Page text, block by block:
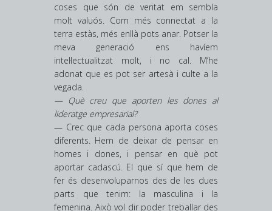
coses que són de veritat em sembla
molt valuós. Com més connectat a la
terra estàs, més enllà pots anar. Potser la
meva generació ens havíem
intel·lectualitzat molt, i no cal. M’he
adonat que es pot ser artesà i culte a la
vegada.
— Què creu que aporten les dones al
lideratge empresarial?
— Crec que cada persona aporta coses
diferents. Hem de deixar de pensar en
homes i dones, i pensar en què pot
aportar cadascú. El que sí que hem de
fer és desenvoluparnos des de les dues
parts que tenim: la masculina i la
femenina. Això vol dir poder treballar des